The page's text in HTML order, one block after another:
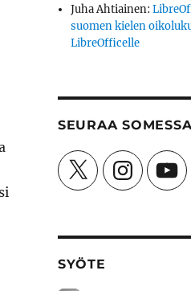
Juha Ahtiainen:
suomen kielen
LibreOfficelle
SEURAA
X Instagram
SYÖTE